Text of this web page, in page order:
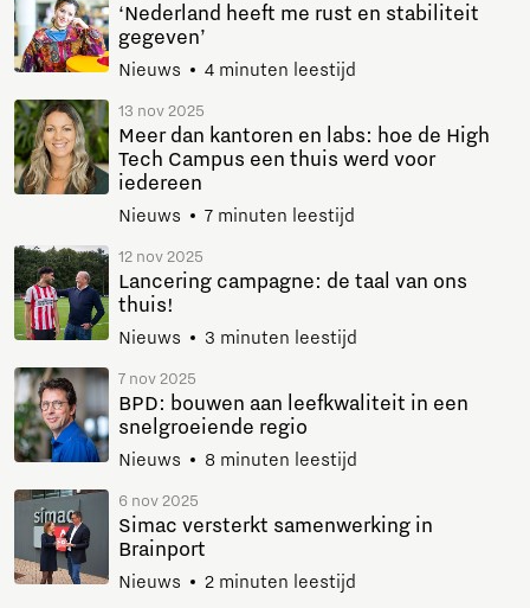
‘Nederland heeft me rust en stabiliteit
gegeven’
Nieuws 4 minuten leestijd
13 nov 2025
Meer dan kantoren en labs: hoe de High
Tech Campus een thuis werd voor
iedereen
Nieuws 7 minuten leestijd
12 nov 2025
Lancering campagne: de taal van ons
thuis!
Nieuws 3 minuten leestijd
7 nov 2025
BPD: bouwen aan leefkwaliteit in een
snelgroeiende regio
Nieuws 8 minuten leestijd
6 nov 2025
Simac versterkt samenwerking in
Brainport
Nieuws 2 minuten leestijd